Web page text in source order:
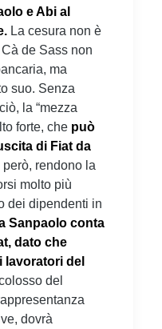
e Abi al
La cesura non è
de Sass non
ma
suo. Senza
la “mezza
forte, che può
di Fiat da
però, rendono la
molto più
dei dipendenti in
Sanpaolo conta
dato che
lavoratori del
del
dovrà